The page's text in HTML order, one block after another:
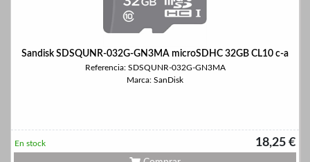
Sandisk SDSQUNR-032G-GN3MA microSDHC 32GB CL10 c-a
Referencia: SDSQUNR-032G-GN3MA
Marca: SanDisk
18,25 €
En stock